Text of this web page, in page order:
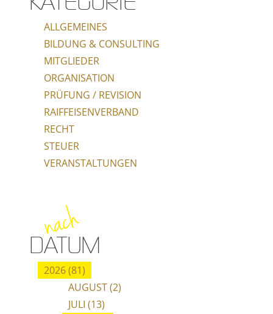
ALLGEMEINES
BILDUNG & CONSULTING
MITGLIEDER
ORGANISATION
PRÜFUNG / REVISION
RAIFFEISENVERBAND
RECHT
STEUER
VERANSTALTUNGEN
nach
DATUM
2026 (81)
AUGUST (2)
JULI (13)